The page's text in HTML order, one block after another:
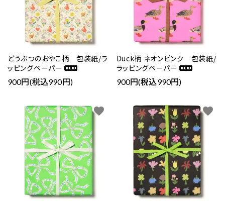
どうぶつのおやこ柄 包装紙/ラ
ッピングペーパー
900円(税込990円)
Duck柄 ネオンピンク 包装紙/
ラッピングペーパー
900円(税込990円)
favorite favorite